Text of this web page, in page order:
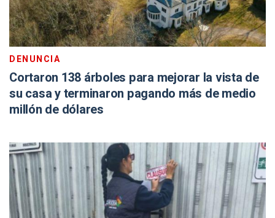
DENUNCIA
Cortaron 138 árboles para mejorar la vista de
su casa y terminaron pagando más de medio
millón de dólares